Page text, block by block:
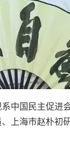
中国民主促进
上海市赵朴初